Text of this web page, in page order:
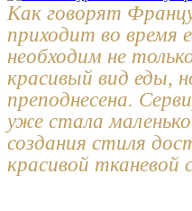
Как говорят
приходит во время
необходим не
красивый вид еды,
преподнесена.
уже стала
создания стиля
красивой тканевой